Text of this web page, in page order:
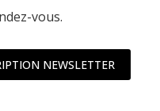
vous.
NEWSLETTER